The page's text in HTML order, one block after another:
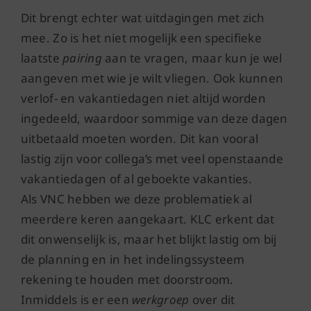
Dit brengt echter wat uitdagingen met zich
mee. Zo is het niet mogelijk een specifieke
laatste pairing aan te vragen, maar kun je wel
aangeven met wie je wilt vliegen. Ook kunnen
verlof- en vakantiedagen niet altijd worden
ingedeeld, waardoor sommige van deze dagen
uitbetaald moeten worden. Dit kan vooral
lastig zijn voor collega’s met veel openstaande
vakantiedagen of al geboekte vakanties.
Als VNC hebben we deze problematiek al
meerdere keren aangekaart. KLC erkent dat
dit onwenselijk is, maar het blijkt lastig om bij
de planning en in het indelingssysteem
rekening te houden met doorstroom.
Inmiddels is er een werkgroep over dit